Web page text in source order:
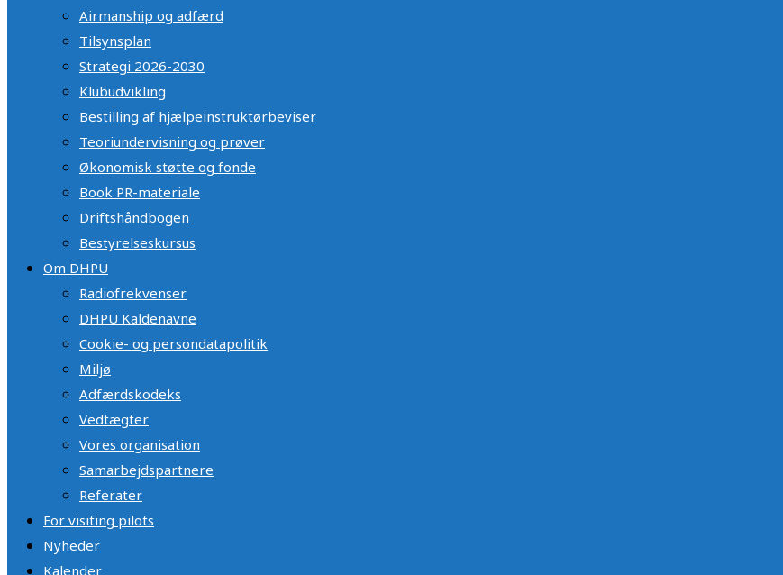
Airmanship og adfærd
Tilsynsplan
Strategi 2026-2030
Klubudvikling
Bestilling af hjælpeinstruktørbeviser
Teoriundervisning og prøver
Økonomisk støtte og fonde
Book PR-materiale
Driftshåndbogen
Bestyrelseskursus
Om DHPU
Radiofrekvenser
DHPU Kaldenavne
Cookie- og persondatapolitik
Miljø
Adfærdskodeks
Vedtægter
Vores organisation
Samarbejdspartnere
Referater
For visiting pilots
Nyheder
Kalender